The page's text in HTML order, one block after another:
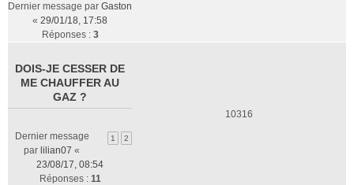
Dernier message par Gaston
« 29/01/18, 17:58
Réponses : 3
DOIS-JE CESSER DE
ME CHAUFFER AU
GAZ ?
1 2
Dernier message
par lilian07 «
23/08/17, 08:54
Réponses : 11
10316